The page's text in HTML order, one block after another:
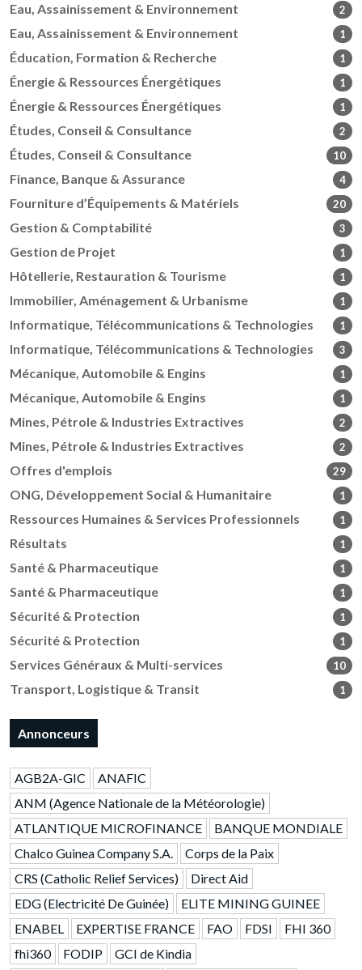
Eau, Assainissement & Environnement 2
Eau, Assainissement & Environnement 1
Éducation, Formation & Recherche 1
Énergie & Ressources Énergétiques 1
Énergie & Ressources Énergétiques 1
Études, Conseil & Consultance 2
Études, Conseil & Consultance 10
Finance, Banque & Assurance 4
Fourniture d’Équipements & Matériels 20
Gestion & Comptabilité 3
Gestion de Projet 1
Hôtellerie, Restauration & Tourisme 1
Immobilier, Aménagement & Urbanisme 1
Informatique, Télécommunications & Technologies 1
Informatique, Télécommunications & Technologies 3
Mécanique, Automobile & Engins 1
Mécanique, Automobile & Engins 1
Mines, Pétrole & Industries Extractives 2
Mines, Pétrole & Industries Extractives 2
Offres d'emplois 29
ONG, Développement Social & Humanitaire 1
Ressources Humaines & Services Professionnels 1
Résultats 1
Santé & Pharmaceutique 1
Santé & Pharmaceutique 1
Sécurité & Protection 1
Sécurité & Protection 1
Services Généraux & Multi-services 10
Transport, Logistique & Transit 1
Annonceurs
AGB2A-GIC
ANAFIC
ANM (Agence Nationale de la Météorologie)
ATLANTIQUE MICROFINANCE
BANQUE MONDIALE
Chalco Guinea Company S.A.
Corps de la Paix
CRS (Catholic Relief Services)
Direct Aid
EDG (Electricité De Guinée)
ELITE MINING GUINEE
ENABEL
EXPERTISE FRANCE FAO FDSI
FHI 360
fhi360
FODIP GCI de Kindia